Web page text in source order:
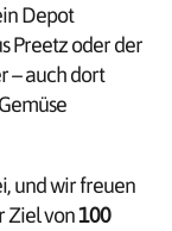
Depot
Preetz oder der
– auch dort
und wir freuen
Ziel von100